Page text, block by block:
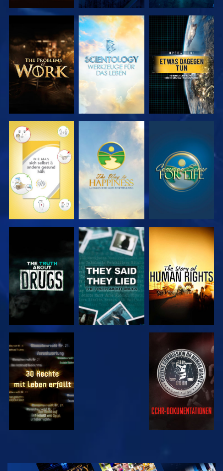
SERIE
ENTDECKEN
SERIE
ENTDECKEN
ANSEHEN
ANSEHEN ANSEHEN ANSEHEN
ANSEHEN ANSEHEN
ANSEHEN ANSEHEN
ANSEHEN
SERIE